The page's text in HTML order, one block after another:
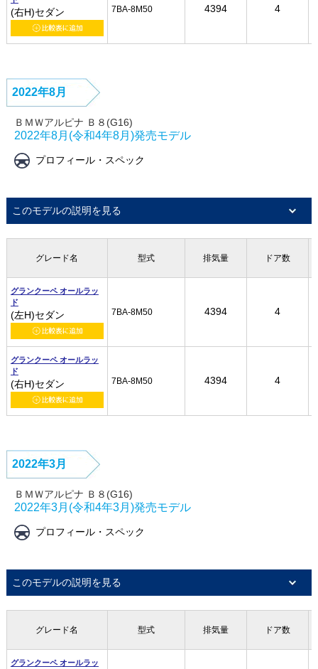
(右H)セダン 7BA-8M50 4394 4
(右H)セダン 7BA-8M50 4394 4
(右H)セダン 7BA-8M50 4394 4
(右H)セダン 7BA-8M50 4394 4
2022年8月
ＢＭＷアルピナ Ｂ８(G16)
2022年8月(令和4年8月)発売モデル
プロフィール・スペック
このモデルの説明を見る
グレード名 型式 排気量 ドア数
グランクーペ オールラッ
ド
(左H)セダン 7BA-8M50 4394 4
グランクーペ オールラッ
ド
(右H)セダン 7BA-8M50 4394 4
グレード名 型式 排気量 ドア数
グランクーペ オールラッ
ド
(左H)セダン 7BA-8M50 4394 4
グランクーペ オールラッ
ド
(右H)セダン 7BA-8M50 4394 4
グレード名 型式 排気量 ドア数
グランクーペ オールラッ
ド
(左H)セダン 7BA-8M50 4394 4
グランクーペ オールラッ
ド
(右H)セダン 7BA-8M50 4394 4
グレード名 型式 排気量 ドア数
グランクーペ オールラッ
ド
(左H)セダン 7BA-8M50 4394 4
グランクーペ オールラッ
ド
(右H)セダン 7BA-8M50 4394 4
2022年3月
ＢＭＷアルピナ Ｂ８(G16)
2022年3月(令和4年3月)発売モデル
プロフィール・スペック
このモデルの説明を見る
グレード名 型式 排気量 ドア数
グランクーペ オールラッ
グレード名 型式 排気量 ドア数
グランクーペ オールラッ
グレード名 型式 排気量 ドア数
グランクーペ オールラッ
グレード名 型式 排気量 ドア数
グランクーペ オールラッ